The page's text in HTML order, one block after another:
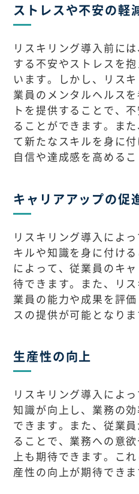
ストレスや不安の軽
リスキリング導入前に
する不安やストレスを
います。しかし、リス
業員のメンタルヘルス
トを提供することで、
ることができます。ま
て新たなスキルを身に
自信や達成感を高めるこ
キャリアアップの促
リスキリング導入によ
キルや知識を身に付け
によって、従業員のキ
待できます。また、リ
業員の能力や成果を評
スの提供が可能となりま
生産性の向上
リスキリング導入によ
知識が向上し、業務の
できます。また、従業
ることで、業務への意
上も期待できます。こ
産性の向上が期待できま